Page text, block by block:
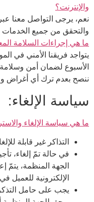
والإنترنت؟
نعم، يرجى التواصل معنا
والتحقق من جميع الخدمات
ما هي إجراءات السلامة
يتواجد فريقنا الأمني في
الأسبوع لضمان أمن
ننصح بعدم ترك أي أغراض
سياسة الإلغاء:
ما هي سياسة الإلغاء
التذاكر غير قابلة
في حالة تمّ إلغاء،
الجهة المنظمة، يتمّ
الإلكترونية
يجب على حامل